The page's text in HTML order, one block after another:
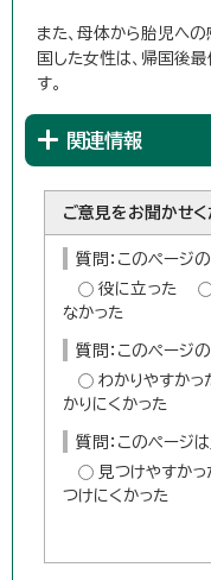
また、母体から胎児へ
国した女性は、帰国後
す。
関連情報
ご意見をお聞かせ
質問：このページ
役に立った
なかった
質問：このページ
わかりやすかっ
かりにくかった
質問：このページ
見つけやすかっ
つけにくかった